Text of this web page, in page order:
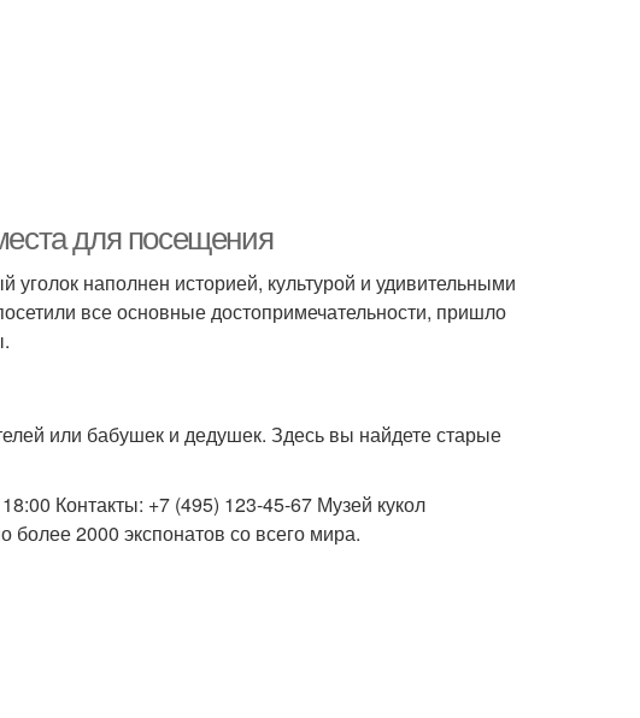
для посещения
наполнен историей, культурой и удивительными
все основные достопримечательности, пришло
или бабушек и дедушек. Здесь вы найдете старые
Контакты: +7 (495) 123-45-67 Музей кукол
2000 экспонатов со всего мира.